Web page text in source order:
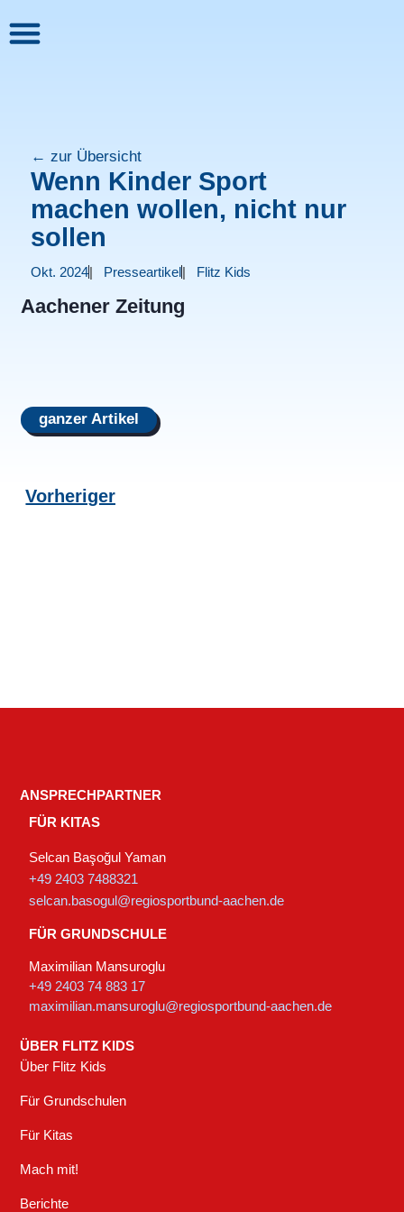
← zur Übersicht
Wenn Kinder Sport
machen wollen, nicht nur
sollen
Okt. 2024 Presseartikel Flitz Kids
Aachener Zeitung
ganzer Artikel
Vorheriger
ÜBER FLITZ KIDS
Über Flitz Kids
Für Grundschulen
Für Kitas
Mach mit!
Berichte
ANSPRECHPARTNER
FÜR KITAS
Selcan Başoğul Yaman
+49 2403 7488321
selcan.basogul@regiosportbund-aachen.de
FÜR GRUNDSCHULE
Maximilian Mansuroglu
+49 2403 74 883 17
maximilian.mansuroglu@regiosportbund-aachen.de